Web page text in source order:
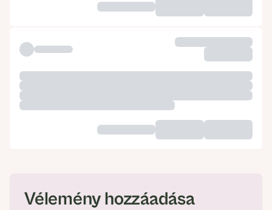
Vélemény hozzáadása